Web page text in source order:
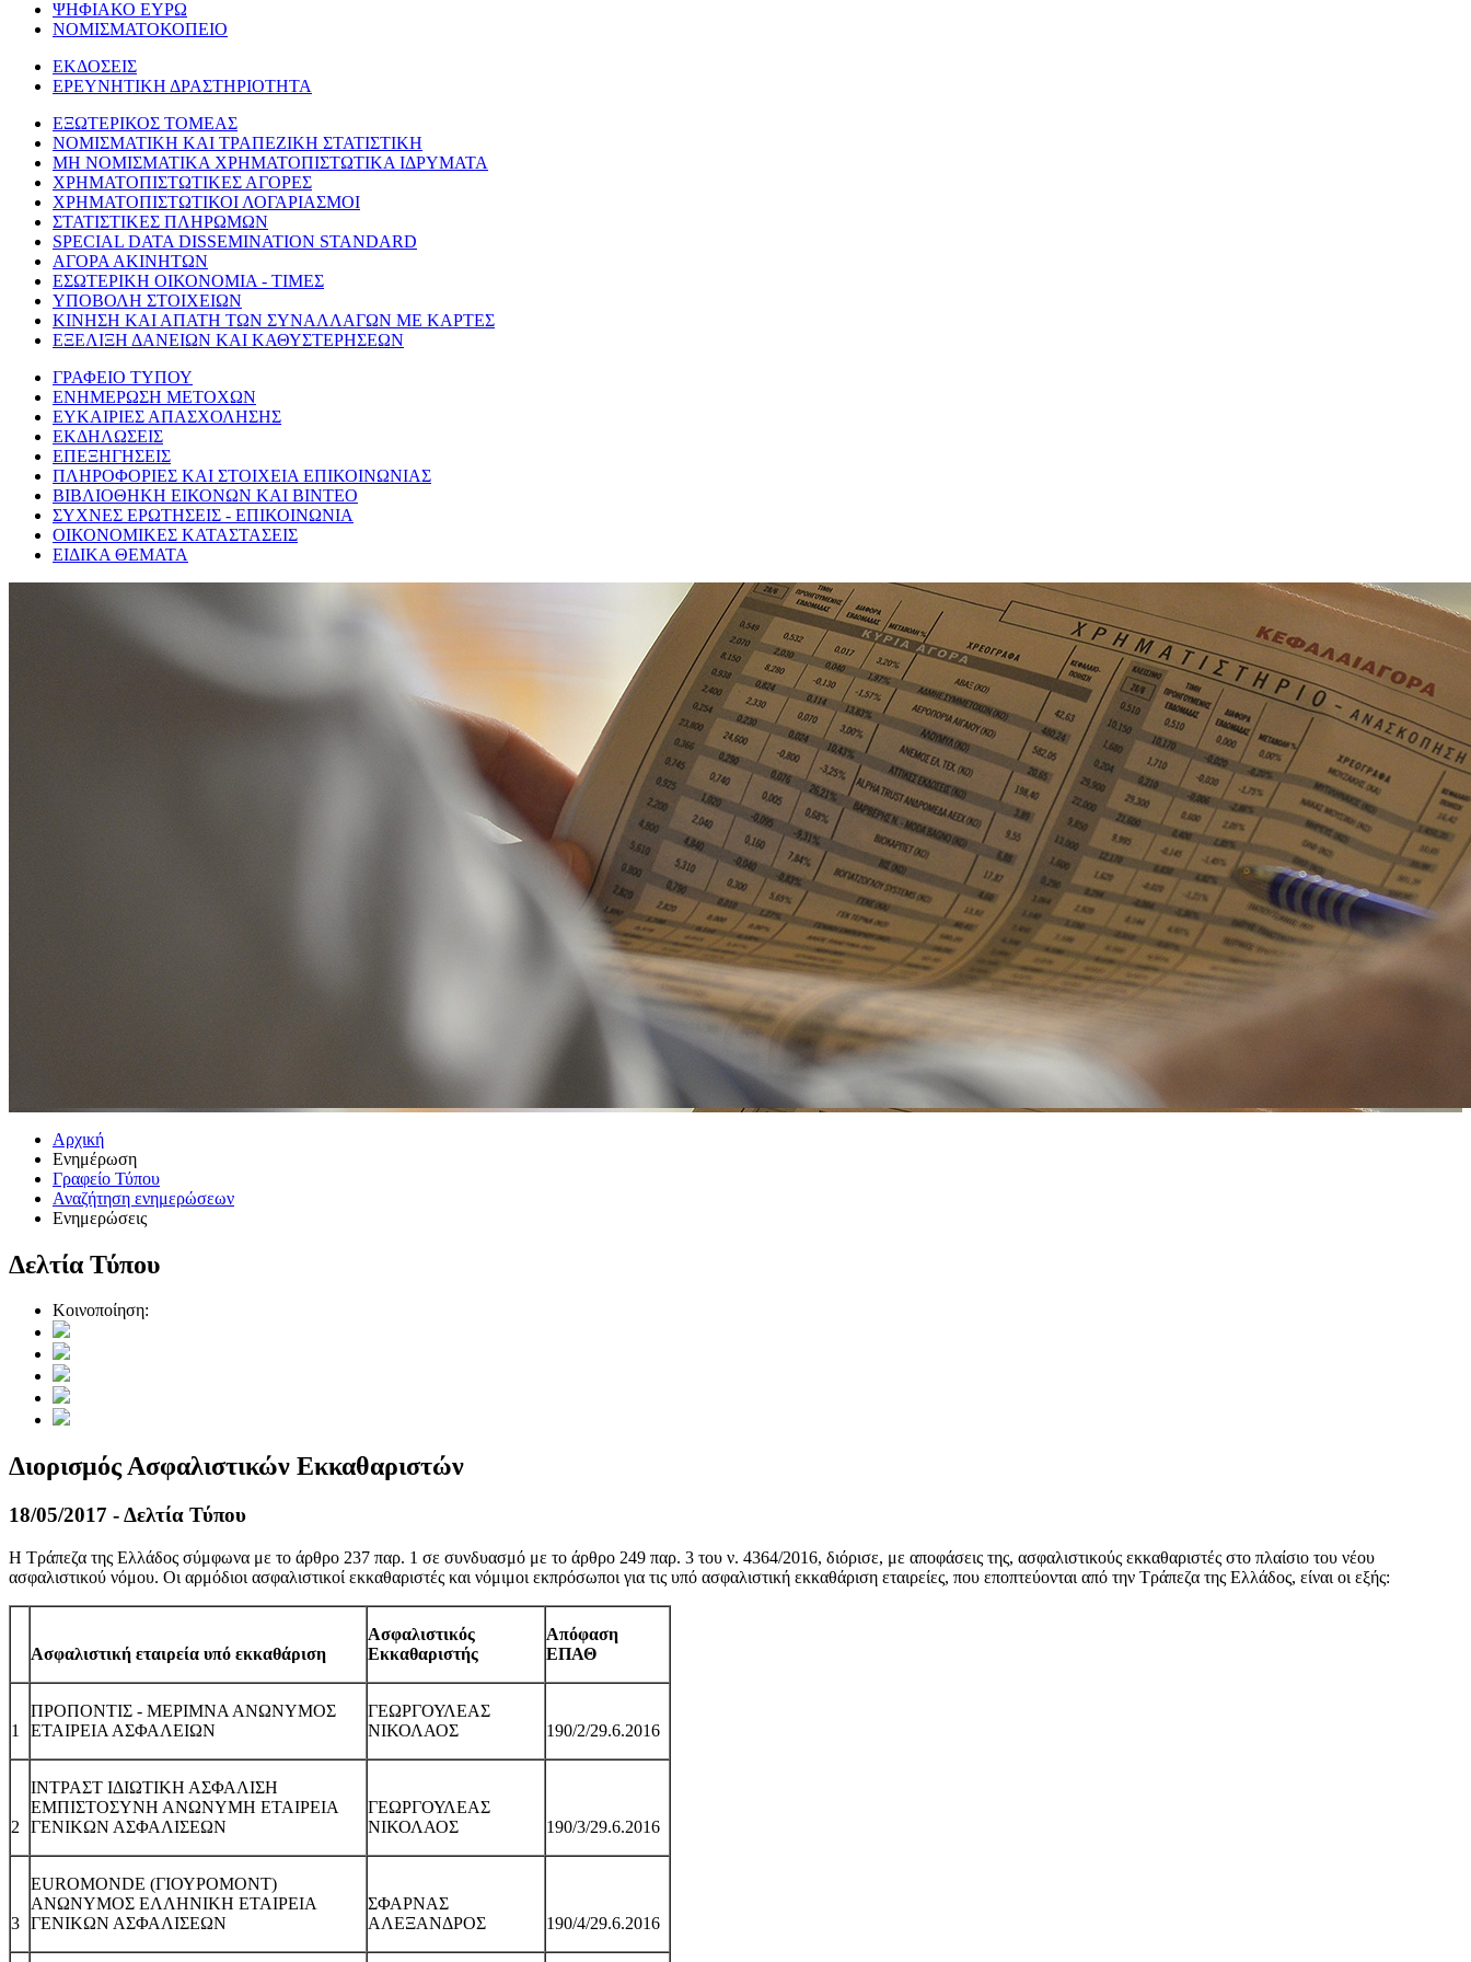
ΨΗΦΙΑΚΟ ΕΥΡΩ
ΝΟΜΙΣΜΑΤΟΚΟΠΕΙΟ
ΕΚΔΟΣΕΙΣ
ΕΡΕΥΝΗΤΙΚΗ ΔΡΑΣΤΗΡΙΟΤΗΤΑ
ΕΞΩΤΕΡΙΚΟΣ ΤΟΜΕΑΣ
ΝΟΜΙΣΜΑΤΙΚΗ ΚΑΙ ΤΡΑΠΕΖΙΚΗ ΣΤΑΤΙΣΤΙΚΗ
ΜΗ ΝΟΜΙΣΜΑΤΙΚΑ ΧΡΗΜΑΤΟΠΙΣΤΩΤΙΚΑ ΙΔΡΥΜΑΤΑ
ΧΡΗΜΑΤΟΠΙΣΤΩΤΙΚΕΣ ΑΓΟΡΕΣ
ΧΡΗΜΑΤΟΠΙΣΤΩΤΙΚΟΙ ΛΟΓΑΡΙΑΣΜΟΙ
ΣΤΑΤΙΣΤΙΚΕΣ ΠΛΗΡΩΜΩΝ
SPECIAL DATA DISSEMINATION STANDARD
ΑΓΟΡΑ ΑΚΙΝΗΤΩΝ
ΕΣΩΤΕΡΙΚΗ ΟΙΚΟΝΟΜΙΑ - ΤΙΜΕΣ
ΥΠΟΒΟΛΗ ΣΤΟΙΧΕΙΩΝ
ΚΙΝΗΣΗ ΚΑΙ ΑΠΑΤΗ ΤΩΝ ΣΥΝΑΛΛΑΓΩΝ ΜΕ ΚΑΡΤΕΣ
ΕΞΕΛΙΞΗ ΔΑΝΕΙΩΝ ΚΑΙ ΚΑΘΥΣΤΕΡΗΣΕΩΝ
ΓΡΑΦΕΙΟ ΤΥΠΟΥ
ΕΝΗΜΕΡΩΣΗ ΜΕΤΟΧΩΝ
ΕΥΚΑΙΡΙΕΣ ΑΠΑΣΧΟΛΗΣΗΣ
ΕΚΔΗΛΩΣΕΙΣ
ΕΠΕΞΗΓΗΣΕΙΣ
ΠΛΗΡΟΦΟΡΙΕΣ ΚΑΙ ΣΤΟΙΧΕΙΑ ΕΠΙΚΟΙΝΩΝΙΑΣ
ΒΙΒΛΙΟΘΗΚΗ ΕΙΚΟΝΩΝ ΚΑΙ ΒΙΝΤΕΟ
ΣΥΧΝΕΣ ΕΡΩΤΗΣΕΙΣ - ΕΠΙΚΟΙΝΩΝΙΑ
ΟΙΚΟΝΟΜΙΚΕΣ ΚΑΤΑΣΤΑΣΕΙΣ
ΕΙΔΙΚΑ ΘΕΜΑΤΑ
Αρχική
Ενημέρωση
Γραφείο Τύπου
Αναζήτηση ενημερώσεων
Ενημερώσεις
Δελτία Τύπου
Κοινοποίηση:
Διορισμός Ασφαλιστικών Εκκαθαριστών
18/05/2017 - Δελτία Τύπου
Η Τράπεζα της Ελλάδος σύμφωνα με το άρθρο 237 παρ. 1 σε συνδυασμό με το άρθρο 249 παρ. 3 του ν. 4364/2016, διόρισε, με αποφάσεις της, ασφαλιστικούς εκκαθαριστές στο πλαίσιο του νέου
ασφαλιστικού νόμου. Οι αρμόδιοι ασφαλιστικοί εκκαθαριστές και νόμιμοι εκπρόσωποι για τις υπό ασφαλιστική εκκαθάριση εταιρείες, που εποπτεύονται από την Τράπεζα της Ελλάδος, είναι οι εξής:
Ασφαλιστική εταιρεία υπό εκκαθάριση
Ασφαλιστικός
Εκκαθαριστής
Απόφαση
ΕΠΑΘ
1
ΠΡΟΠΟΝΤΙΣ - ΜΕΡΙΜΝΑ ΑΝΩΝΥΜΟΣ
ΕΤΑΙΡΕΙΑ ΑΣΦΑΛΕΙΩΝ
ΓΕΩΡΓΟΥΛΕΑΣ
ΝΙΚΟΛΑΟΣ
190/2/29.6.2016
2
ΙΝΤΡΑΣΤ ΙΔΙΩΤΙΚΗ ΑΣΦΑΛΙΣΗ
ΕΜΠΙΣΤΟΣΥΝΗ ΑΝΩΝΥΜΗ ΕΤΑΙΡΕΙΑ
ΓΕΝΙΚΩΝ ΑΣΦΑΛΙΣΕΩΝ
ΓΕΩΡΓΟΥΛΕΑΣ
ΝΙΚΟΛΑΟΣ
190/3/29.6.2016
3
EUROMONDE (ΓΙΟΥΡΟΜΟΝΤ)
ΑΝΩΝΥΜΟΣ ΕΛΛΗΝΙΚΗ ΕΤΑΙΡΕΙΑ
ΓΕΝΙΚΩΝ ΑΣΦΑΛΙΣΕΩΝ
ΣΦΑΡΝΑΣ
ΑΛΕΞΑΝΔΡΟΣ
190/4/29.6.2016